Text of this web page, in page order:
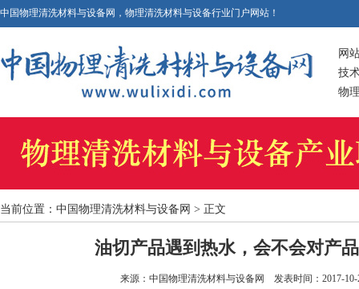
中国物理清洗材料与设备网，物理清洗材料与设备行业门户网站！
网
技
物
当前位置： 中国物理清洗材料与设备网 > 正文
油切产品遇到热水，会不会对产
来源：中国物理清洗材料与设备网 发表时间：2017-